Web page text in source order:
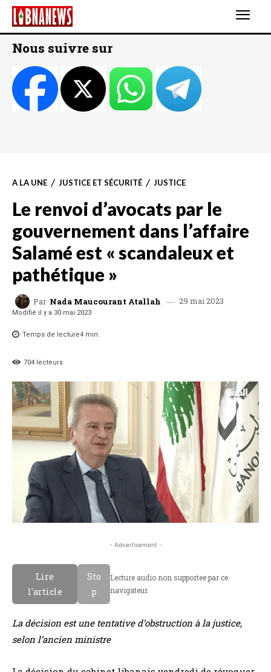
Nous suivre sur
A LA UNE JUSTICE ET SÉCURITÉ JUSTICE
Le renvoi d’avocats par le
gouvernement dans l’affaire
Salamé est « scandaleux et
pathétique »
Par Nada Maucourant Atallah 29 mai 2023
Modifié il y a 30 mai 2023
Temps de lecture4 min.
704 lecteurs
- Advertisement -
Lire
l'article
Sto
p
Lecture audio non supportee par ce
navigateur.
La décision est une tentative d’obstruction à la justice,
selon l’ancien ministre